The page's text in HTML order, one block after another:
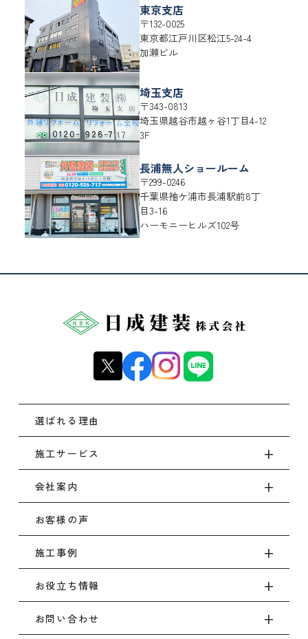
東京支店
〒132-0025
東京都江戸川区松江5-24-4
加瀬ビル
埼玉支店
〒343-0813
埼玉県越谷市越ヶ谷1丁目4-12
3F
長浦無人ショールーム
〒299-0246
千葉県袖ケ浦市長浦駅前8丁
目3-16
ハーモニーヒルズ102号
選ばれる理由
施工サービス
会社案内
お客様の声
施工事例
お役立ち情報
お問い合わせ